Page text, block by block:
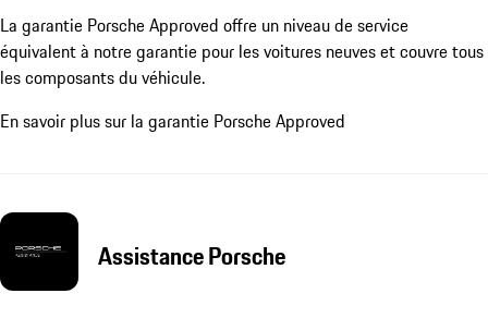
La garantie Porsche Approved offre un niveau de service
équivalent à notre garantie pour les voitures neuves et couvre tous
les composants du véhicule.
En savoir plus sur la garantie Porsche Approved
Assistance Porsche